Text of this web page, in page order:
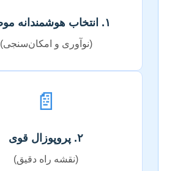
۱. انتخاب هوشمندانه موضوع
(نوآوری و امکان‌سنجی)
📄
۲. پروپوزال قوی
(نقشه راه دقیق)